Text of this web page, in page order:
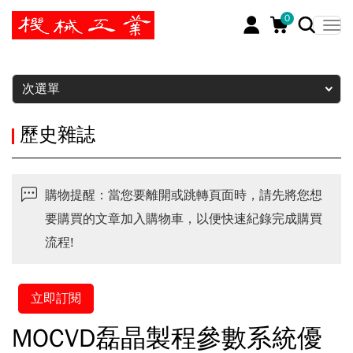
0
暫停
次選單
歷史雜誌
購物提醒：當您要離開或跳轉頁面時，請先將您想
要購買的文章加入購物車，以便快速紀錄完成購買
流程!
立即訂閱
MOCVD磊晶製程參數系統優